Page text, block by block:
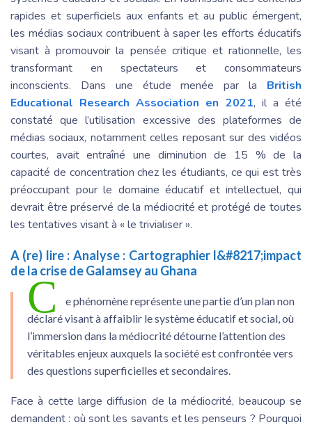
rapides et superficiels aux enfants et au public émergent,
les médias sociaux contribuent à saper les efforts éducatifs
visant à promouvoir la pensée critique et rationnelle, les
transformant en spectateurs et consommateurs
inconscients. Dans une étude menée par la British
Educational Research Association en 2021, il a été
constaté que l’utilisation excessive des plateformes de
médias sociaux, notamment celles reposant sur des vidéos
courtes, avait entraîné une diminution de 15 % de la
capacité de concentration chez les étudiants, ce qui est très
préoccupant pour le domaine éducatif et intellectuel, qui
devrait être préservé de la médiocrité et protégé de toutes
les tentatives visant à « le trivialiser ».
A (re) lire : Analyse : Cartographier l&#8217;impact
de la crise de Galamsey au Ghana
C
e phénomène représente une partie d’un plan non
déclaré visant à affaiblir le système éducatif et social, où
l’immersion dans la médiocrité détourne l’attention des
véritables enjeux auxquels la société est confrontée vers
des questions superficielles et secondaires.
Face à cette large diffusion de la médiocrité, beaucoup se
demandent : où sont les savants et les penseurs ? Pourquoi